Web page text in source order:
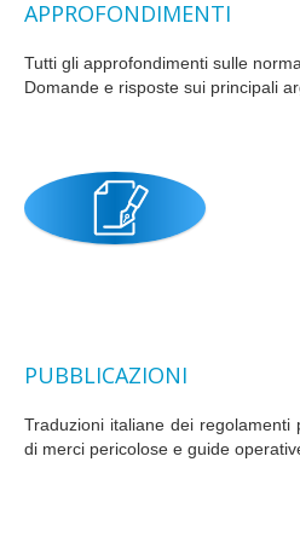
APPROFONDIMENTI
Tutti gli approfondimenti sulle
Domande e risposte sui principali
PUBBLICAZIONI
Traduzioni italiane dei
di merci pericolose e guide